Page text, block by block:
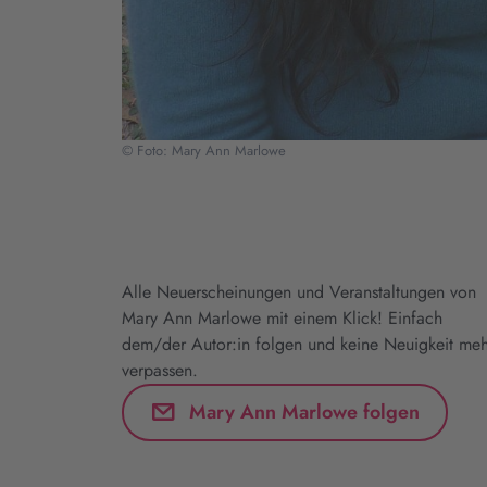
© Foto: Mary Ann Marlowe
Alle Neuerscheinungen und Veranstaltungen von
Mary Ann Marlowe mit einem Klick! Einfach
dem/der Autor:in folgen und keine Neuigkeit
verpassen.
Mary Ann Marlowe folgen